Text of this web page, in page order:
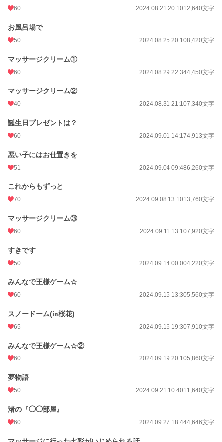
60 2024.08.21 20:1012,640文字
お風呂場で
50 2024.08.25 20:108,420文字
マッサージクリーム①
60 2024.08.29 22:344,450文字
マッサージクリーム②
40 2024.08.31 21:107,340文字
誕生日プレゼントは？
60 2024.09.01 14:174,913文字
悪い子にはお仕置きを
51 2024.09.04 09:486,260文字
これからもずっと
70 2024.09.08 13:1013,760文字
マッサージクリーム③
60 2024.09.11 13:107,920文字
すきです
50 2024.09.14 00:004,220文字
みんなで王様ゲーム☆
60 2024.09.15 13:305,560文字
スノードーム(in桜花)
65 2024.09.16 19:307,910文字
みんなで王様ゲーム☆②
60 2024.09.19 20:105,860文字
夢物語
50 2024.09.21 10:4011,640文字
渚の『◯◯部屋』
60 2024.09.27 18:444,646文字